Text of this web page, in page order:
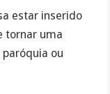
estar inserido
tornar uma
ou